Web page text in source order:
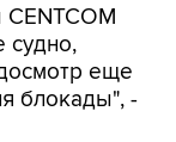
судно,
еще
блокады", -